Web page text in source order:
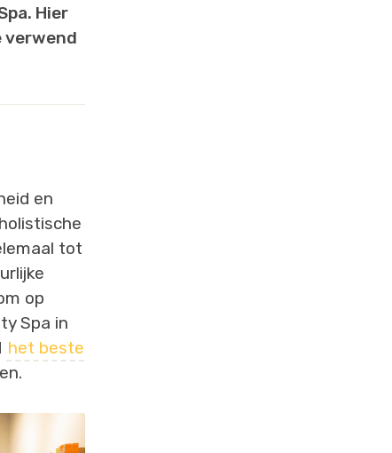
Hier
verwend
en
tot
op
Spa in
het beste